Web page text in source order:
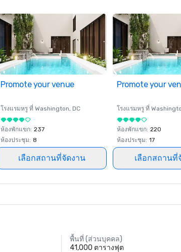
Promote your venue
โรงแรมหรู ที่ Washington, DC
ห้องพักแขก: 237
ห้องประชุม: 8
เลือกสถานที่จัดงาน
Promote your
โรงแรมหรู ที่
ห้องพักแขก: 220
ห้องประชุม: 17
เลือกสถานที่
พื้นที่ (ส่วนบุคคล)
41,000 ตารางฟุต